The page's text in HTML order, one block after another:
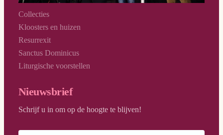
Collecties
Kloosters en huizen
Resurrexit
Sanctus Dominicus
Liturgische voorstellen
Nieuwsbrief
Schrijf u in om op de hoogte te blijven!